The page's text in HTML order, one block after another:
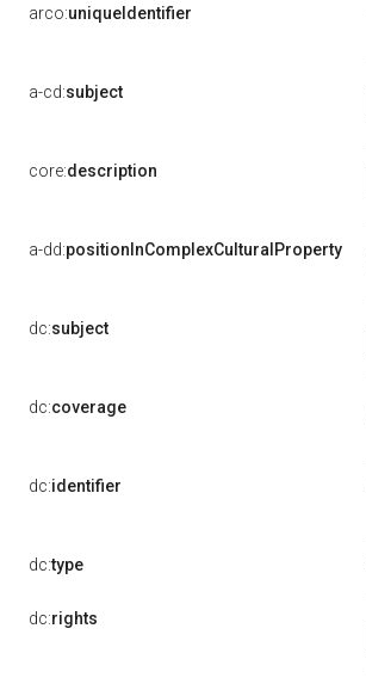
arco:uniqueIdentifier
a-cd:subject
core:description
a-dd:positionInComplexCulturalProperty
dc:subject
dc:coverage
dc:identifier
dc:type
dc:rights